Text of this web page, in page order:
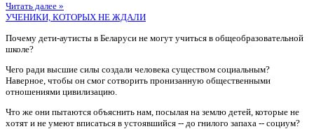
Читать далее »
УЧЕНИКИ, КОТОРЫХ НЕ ЖДАЛИ
Почему дети-аутисты в Беларуси не могут учиться в общеобразовательной
школе?
Чего ради высшие силы создали человека существом социальным?
Наверное, чтобы он смог сотворить пронизанную общественными
отношениями цивилизацию.
Что же они пытаются объяснить нам, посылая на землю детей, которые не
хотят и не умеют вписаться в устоявшийся -- до гнилого запаха -- социум?